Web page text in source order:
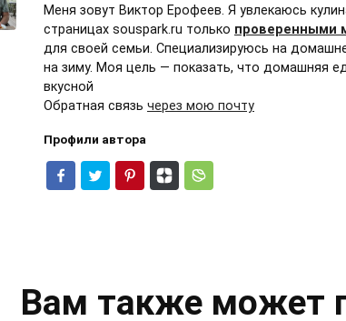
Меня зовут Виктор Ерофеев. Я увлекаюсь
страницах souspark.ru только проверенными
для своей семьи. Специализируюсь на
на зиму. Моя цель — показать, что домашняя
вкусной
Обратная связь через мою почту
Профили автора
Вам также может